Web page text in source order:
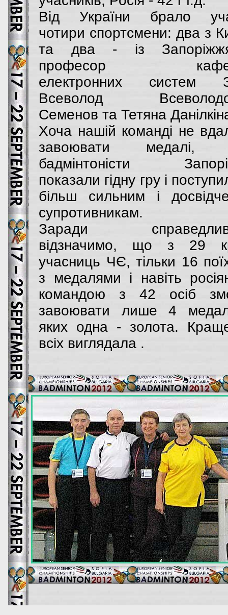
Від України брало
чотири спортсмени: два з
та два - із
професор
електронних систем
Всеволод
Семенов та Тетяна
Хоча нашій команді не
завоювати медалі,
бадмінтоністи
показали гідну гру і
більш сильним і
супротивникам.
Заради
відзначимо, що з 29
учасниць ЧЄ, тільки 16
з медалями і навіть
командою з 42 осіб
завоювати лише 4
яких одна - золота.
всіх виглядала .